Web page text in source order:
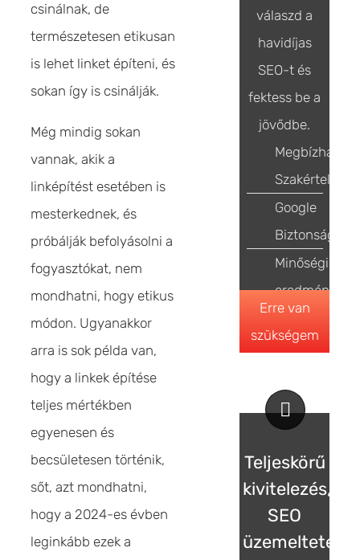
csinálnak, de
természetesen etikusan
is lehet linket építeni, és
sokan így is csinálják.
Még mindig sokan
vannak, akik a
linképítést esetében is
mesterkednek, és
próbálják befolyásolni a
fogyasztókat, nem
mondhatni, hogy etikus
módon. Ugyanakkor
arra is sok példa van,
hogy a linkek építése
teljes mértékben
egyenesen és
becsületesen történik,
sőt, azt mondhatni,
hogy a 2024-es évben
leginkább ezek a
válaszd a
havidíjas
SEO-t és
fektess be a
jövődbe.
Megbízható
Szakértelem
Google
Biztonság
Minőségi
eredmények
Erre van
szükségem
Teljeskörű
kivitelezés,
SEO
üzemeltetés